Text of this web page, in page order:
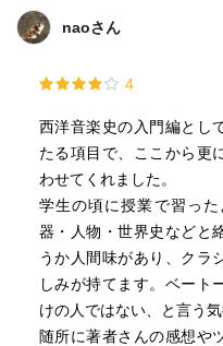
naoさん
4
西洋音楽史の入門編とし
たる項目で、ここから更
わせてくれました。
学生の頃に授業で習っ
器・人物・世界史などと
うか人間味があり、クラ
しみが持てます。ベート
けの人ではない、と言う気
随所に著者さんの感想や